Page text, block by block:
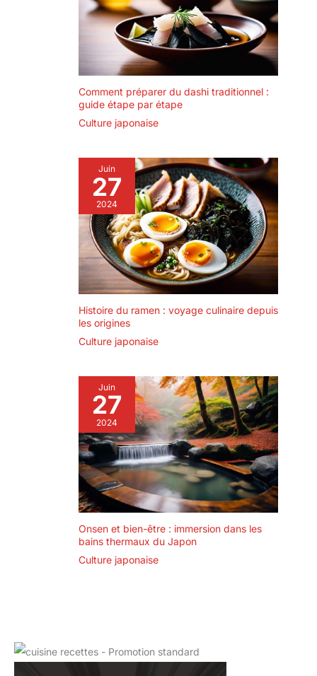
Comment préparer du dashi traditionnel :
guide étape par étape
Culture japonaise
Juin
27
2024
Histoire du ramen : voyage culinaire depuis
les origines
Culture japonaise
Juin
27
2024
Onsen et bien-être : immersion dans les
bains thermaux du Japon
Culture japonaise